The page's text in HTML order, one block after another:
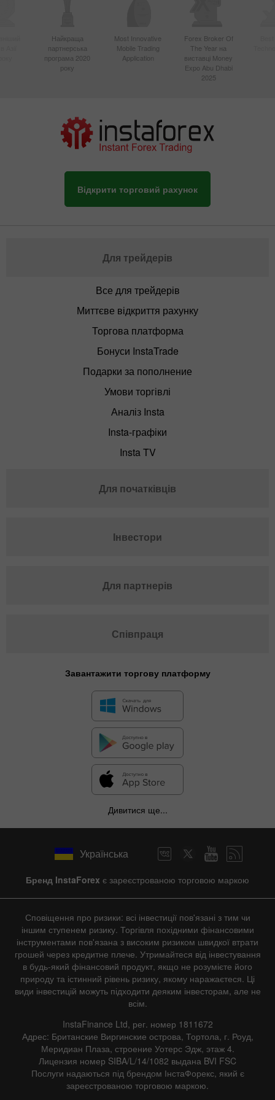
Найкраща
партнерська
програма 2020
року
Most Innovative
Mobile Trading
Application
Forex Broker Of
The Year на
виставці Money
Expo Abu Dhabi
2025
Відкрити торговий рахунок
Для трейдерів
Все для трейдерів
Миттєве відкриття рахунку
Торгова платформа
Бонуси InstaTrade
Подарки за пополнение
Умови торгівлі
Аналіз Insta
Insta-графіки
Insta TV
Для початківців
Інвестори
Для партнерів
Співпраця
Завантажити торгову платформу
Дивитися ще...
Українська
Бренд InstaForex є зареєстрованою торговою маркою
Сповіщення про ризики: всі інвестиції пов'язані з тим чи
іншим ступенем ризику. Торгівля похідними фінансовими
інструментами пов'язана з високим ризиком швидкої втрати
грошей через кредитне плече. Утримайтеся від інвестування
в будь-який фінансовий продукт, якщо не розумієте його
природу та істинний рівень ризику, якому наражаєтеся. Ці
види інвестицій можуть підходити деяким інвесторам, але не
всім.
InstaFinance Ltd, рег. номер 1811672
Адрес: Британские Виргинские острова, Тортола, г. Роуд,
Меридиан Плаза, строение Уотерс Эдж, этаж 4.
Лицензия номер SIBA/L/14/1082 выдана BVI FSC
Послуги надаються під брендом ІнстаФорекс, який є
зареєстрованою торговою маркою.